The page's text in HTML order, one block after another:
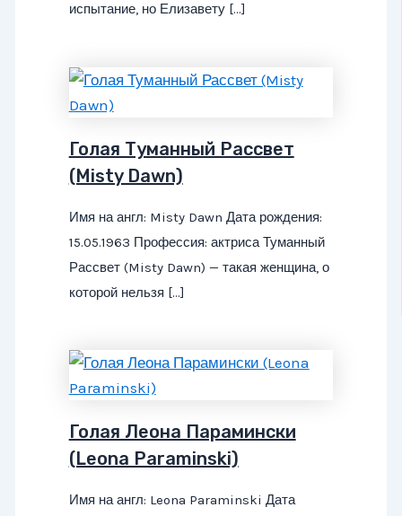
испытание, но Елизавету […]
Голая Туманный Рассвет
(Misty Dawn)
Имя на англ: Misty Dawn Дата рождения:
15.05.1963 Профессия: актриса Туманный
Рассвет (Misty Dawn) — такая женщина, о
которой нельзя […]
Голая Леона Парамински
(Leona Paraminski)
Имя на англ: Leona Paraminski Дата